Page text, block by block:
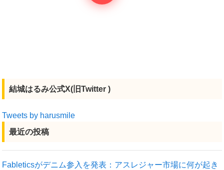
結城はるみ公式X(旧Twitter )
Tweets by harusmile
最近の投稿
Fableticsがデニム参入を発表：アスレジャー市場に何が起き